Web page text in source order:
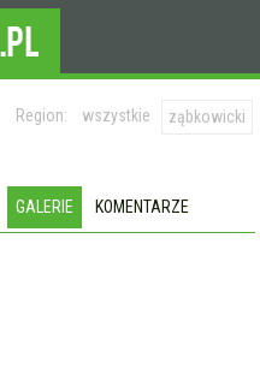
Region: wszystkie ząbkowicki
GALERIE KOMENTARZE